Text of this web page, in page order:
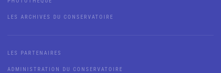
LES ARCHIVES DU CONSERVATOIRE
LES PARTENAIRES
ADMINISTRATION DU CONSERVATOIRE